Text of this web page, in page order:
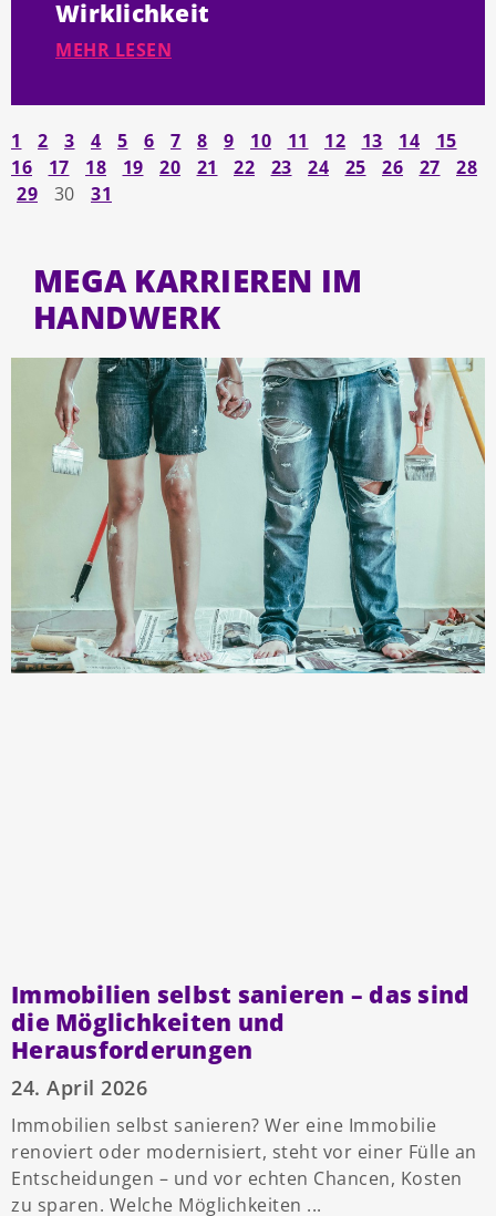
Wirklichkeit
MEHR LESEN
1 2 3 4 5 6 7 8 9 10 11 12 13 14
15
16
17 18 19 20 21 22 23 24 25 26 27
28
29
30 31
MEGA KARRIEREN IM
HANDWERK
Immobilien selbst sanieren – das sind
die Möglichkeiten und
Herausforderungen
24. April 2026
Immobilien selbst sanieren? Wer eine Immobilie
renoviert oder modernisiert, steht vor einer Fülle an
Entscheidungen – und vor echten Chancen, Kosten
zu sparen. Welche Möglichkeiten